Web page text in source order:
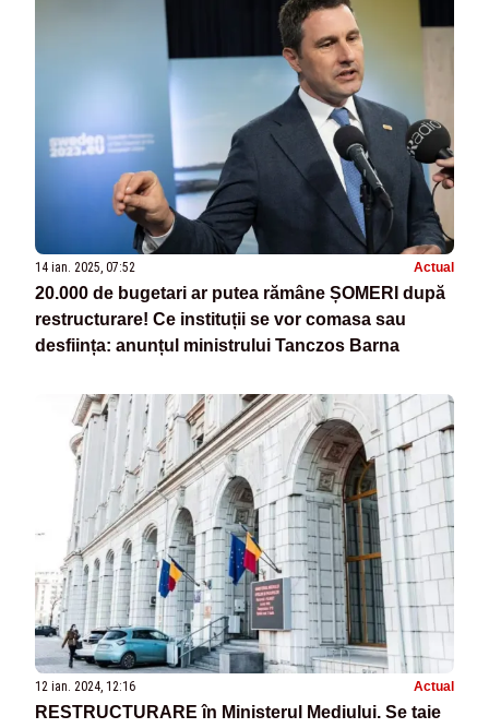
14 ian. 2025, 07:52 Actual
20.000 de bugetari ar putea rămâne ȘOMERI după
restructurare! Ce instituții se vor comasa sau
desființa: anunțul ministrului Tanczos Barna
12 ian. 2024, 12:16 Actual
RESTRUCTURARE în Ministerul Mediului. Se taie